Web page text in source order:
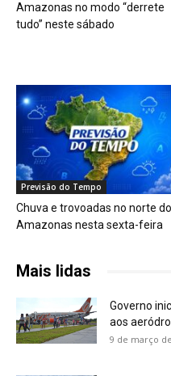
Amazonas no modo “derrete
tudo” neste sábado
Previsão do Tempo
Chuva e trovoadas no norte do
Amazonas nesta sexta-feira
Mais lidas
Governo
aos
9 de março